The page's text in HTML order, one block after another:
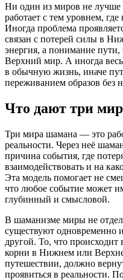
Ни один из миров не
работает с тем уровнем,
Иногда проблема
связан с потерей силы в
энергия, а понимание пути,
Верхний мир. А иногда
в обычную жизнь, иначе
переживанием образов без
Что дают три
Три мира шамана — это
реальности. Через неё
причина события, где
взаимодействовать и на
Эта модель помогает не
что любое событие может
глубинный и смысловой.
В шаманизме миры не
существуют одновременно
другой. То, что
корни в Нижнем или
путешествии, должно
проявиться в реальности.